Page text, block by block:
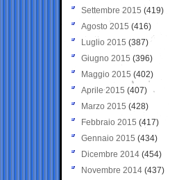
Settembre 2015 (419)
Agosto 2015 (416)
Luglio 2015 (387)
Giugno 2015 (396)
Maggio 2015 (402)
Aprile 2015 (407)
Marzo 2015 (428)
Febbraio 2015 (417)
Gennaio 2015 (434)
Dicembre 2014 (454)
Novembre 2014 (437)